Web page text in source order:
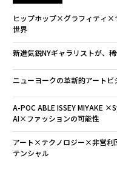
ヒップホップ×グラフィティ×
世界
新進気鋭NYギャラリストが、
ニューヨークの革新的アートビ
A-POC ABLE ISSEY MIYAKE
AI×ファッションの可能性
アート×テクノロジー×非営利
テンシャル